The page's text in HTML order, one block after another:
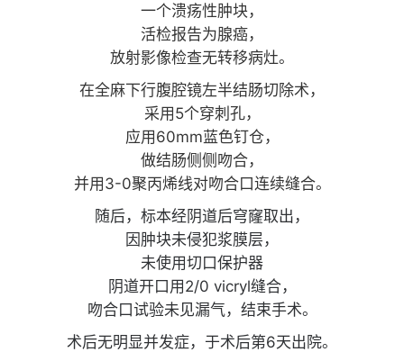
一个溃疡性肿块，
活检报告为腺癌，
放射影像检查无转移病灶。
在全麻下行腹腔镜左半结肠切除术，
采用5个穿刺孔，
应用60mm蓝色钉仓，
做结肠侧侧吻合，
并用3-0聚丙烯线对吻合口连续缝合。
随后，标本经阴道后穹窿取出，
因肿块未侵犯浆膜层，
未使用切口保护器
阴道开口用2/0 vicryl缝合，
吻合口试验未见漏气，结束手术。
术后无明显并发症，于术后第6天出院。